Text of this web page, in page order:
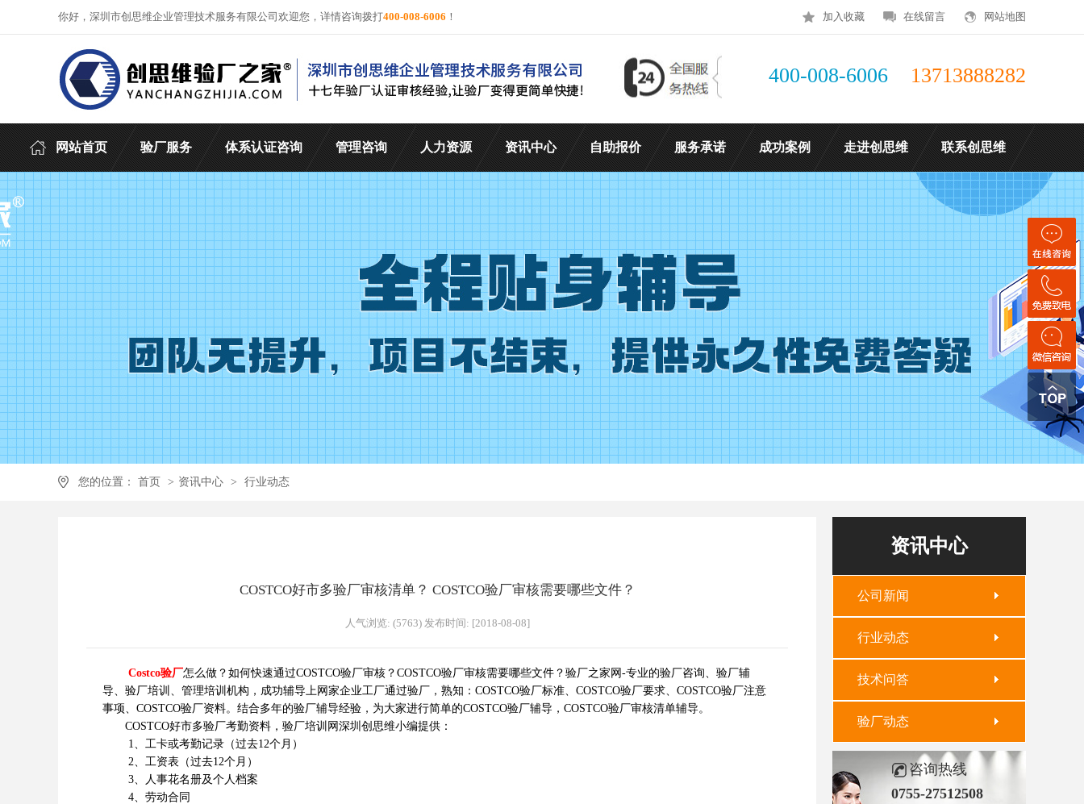
加入收藏 在线留言 网站地图
你好，深圳市创思维企业管理技术服务有限公司欢迎您，详情咨询拨打400-008-6006 ！
400-008-6006 13713888282
网站首页 验厂服务 体系认证咨询 管理咨询 人力资源 资讯中心 自助报价 服务承诺 成功案例 走进创思维 联系创思维
您的位置： 首页 > 资讯中心 > 行业动态
资讯中心
公司新闻
行业动态
技术问答
验厂动态
咨询热线
0755-27512508
COSTCO好市多验厂审核清单？ COSTCO验厂审核需要哪些文件？
人气浏览: (5763) 发布时间: [2018-08-08]
Costco验厂怎么做？如何快速通过COSTCO验厂审核？ COSTCO验厂审核需要哪些文件？ 验厂之家网-专业的验厂咨询、验厂辅
导、验厂培训、管理培训机构，成功辅导上网家企业工厂通过验厂，熟知：COSTCO验厂标准、COSTCO验厂要求、COSTCO验厂注意
事项、COSTCO验厂资料。结合多年的验厂辅导经验，为大家进行简单的COSTCO验厂辅导，COSTCO验厂审核清单辅导。
COSTCO好市多验厂考勤资料，验厂培训网深圳创思维小编提供：
1、工卡或考勤记录（过去12个月）
2、工资表（过去12个月）
3、人事花名册及个人档案
4、劳动合同